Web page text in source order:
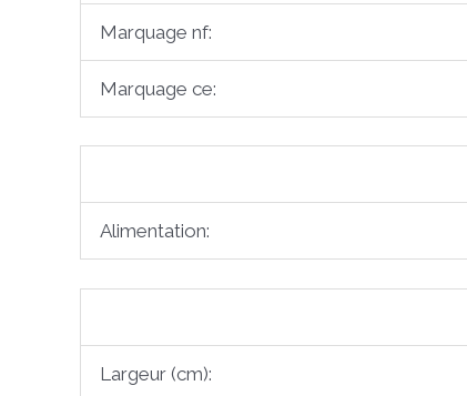
Marquage nf:
Marquage ce:
Alimentation:
Largeur (cm):